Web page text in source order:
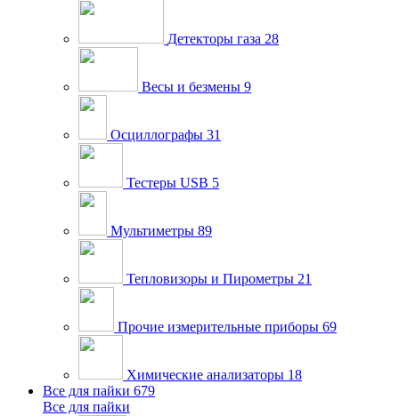
Детекторы газа 28
Весы и безмены 9
Осциллографы 31
Тестеры USB 5
Мультиметры 89
Тепловизоры и Пирометры 21
Прочие измерительные приборы 69
Химические анализаторы 18
Все для пайки 679
Все для пайки